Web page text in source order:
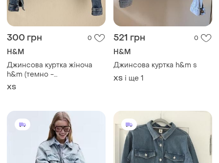
Джинсова куртка жіноча
блакитна)нова
ХS
Джинсова куртка h&m s
ХS і ще